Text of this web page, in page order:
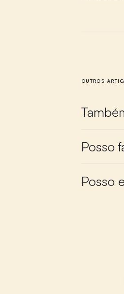
OUTROS
Posso
Posso